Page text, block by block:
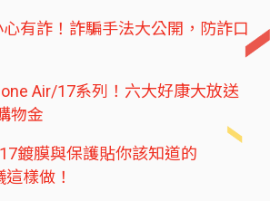
有詐！詐騙手法大公開，防詐口
Air/17系列！六大好康大放送
物金
鍍膜與保護貼你該知道的
樣做！